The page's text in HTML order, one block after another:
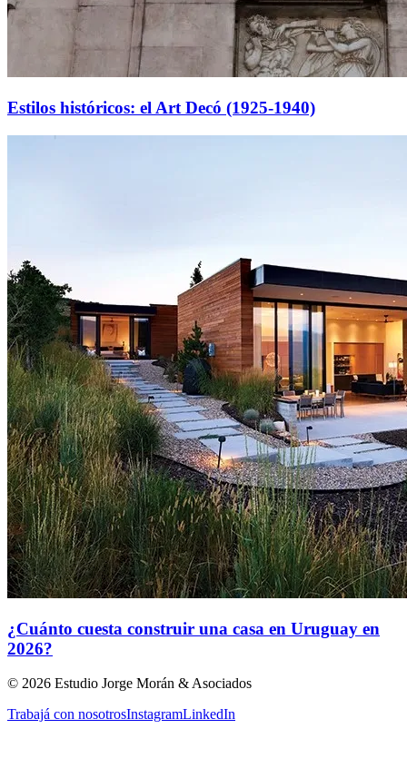
Estilos históricos: el Art Decó (1925-1940)
¿Cuánto cuesta construir una casa en Uruguay en
2026?
© 2026 Estudio Jorge Morán & Asociados
Trabajá con nosotrosInstagramLinkedIn